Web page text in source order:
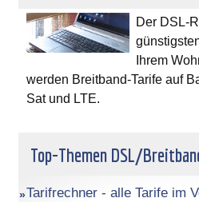
Der DSL-
Ihrem
werden Breitband-Tarife auf
Sat und LTE.
Top-Themen DSL/
Tarifrechner - alle Tarife im